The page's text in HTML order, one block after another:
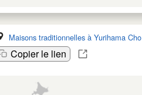
Maisons traditionnelles à Yurihama Cho
Copier le lien